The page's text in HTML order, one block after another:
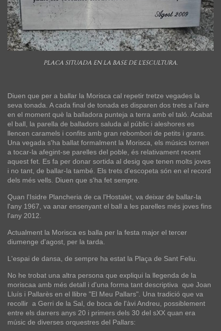
PLACA SITUADA EN LA BASE DE L'ESCULTURA.
Diuen que per a ballar la Morisca cal repetir tretze vegades la
seva tonada. A cada final de tonada es disparen dos trets a l'aire
en el moment què la balladora punteja a terra amb el taló. Acabat
el ball, la parella de balladors saluda al públic i aleshores es
llencen caramels i confits amb gran rebombori de petits i grans.
Una vegada s'ha ballat formalment la Morisca, els músics tornen
a tocar-la afegint-se parelles del poble, és relativament recent
aquest fet. Es fa per donar sortida al desig que tenen molts joves
i no tant, de ballar-la també. Els trets d'escopeta són en el record
dels més vells. Diuen que s'ha fet sempre.
Quan l'Isidre Plancheria de ca l'Hostalet, va deixar de ballar-la
l'any 1967, va anar ensenyant el ball a les parelles més joves fins
l'any 2012.
Actualment la Morisca es balla per la festa major el tercer
diumenge d'agost, per la tarda.
L'espai de dansa, de sempre ha estat la Plaça de Sant Feliu.
No he trobat una altra persona que expliqui la llegenda de la
moriscaa amb més detall i d'una forma tant descriptiva que Joan
Lluís i Pallarès en el llibre "El Meu Pallars". Una tradició que va
recollir a Gerri de la Sal, de boca de l'àvi Andreu, possiblement
entre els darrers anys 20 i primers dels 30 del sXX quan era
músic de diverses orquestres del Pallars: